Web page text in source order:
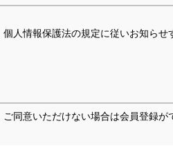
人情報保護法の規定に従いお知らせ
同意いただけない場合は会員登録